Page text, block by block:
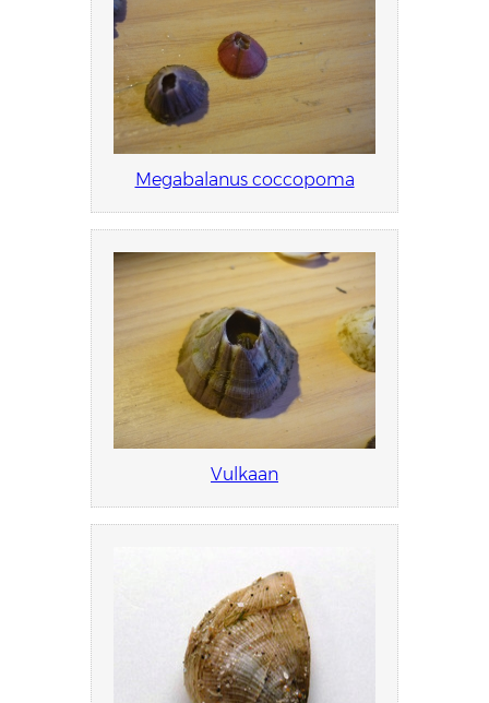
Megabalanus coccopoma
Vulkaan